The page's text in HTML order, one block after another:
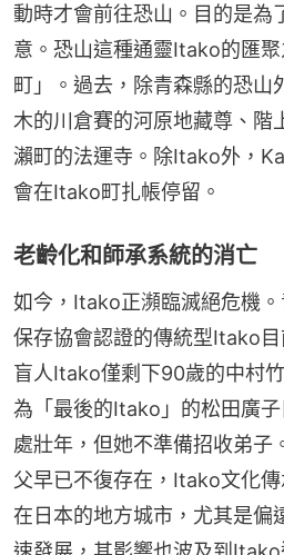
動時才會前往恐山。目的是為
意。恐山這種通靈Itako的匯
町」。過去，除青森縣的恐山
木的川倉賽的河原地藏尊、階
瀨町的法運寺。除Itako外，
會在Itako町扎帳停留。
老齡化和師承系統的消亡
如今，Itako正瀕臨滅絕危機
保存協會認證的傳統型Itako
盲人Itako僅剩下90歲的中村
為「最後的Itako」的松田廣
處壯年，但她不準備招收弟
父早已不復存在，Itako文化傳
在日本的地方城市，尤其是偏